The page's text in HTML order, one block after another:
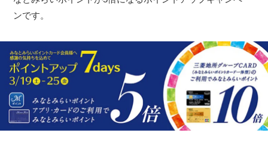
ンです。